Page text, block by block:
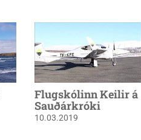
Flugskólinn Keilir á
Sauðárkróki
10.03.2019